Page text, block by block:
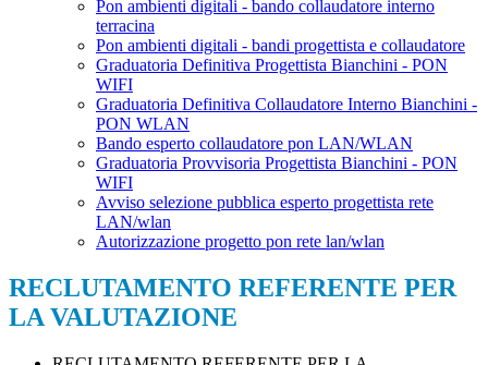
Pon ambienti digitali - bando collaudatore interno
terracina
Pon ambienti digitali - bandi progettista e collaudatore
Graduatoria Definitiva Progettista Bianchini - PON
WIFI
Graduatoria Definitiva Collaudatore Interno Bianchini -
PON WLAN
Bando esperto collaudatore pon LAN/WLAN
Graduatoria Provvisoria Progettista Bianchini - PON
WIFI
Avviso selezione pubblica esperto progettista rete
LAN/wlan
Autorizzazione progetto pon rete lan/wlan
RECLUTAMENTO REFERENTE PER
LA VALUTAZIONE